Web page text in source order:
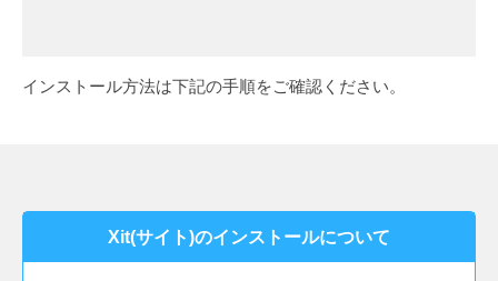
インストール方法は下記の手順をご確認ください。
Xit(サイト)のインストールについて